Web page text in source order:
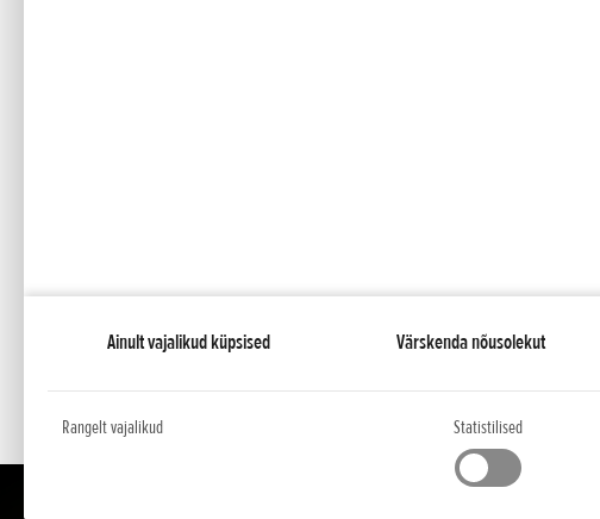
Ainult vajalikud küpsised Värskenda nõusolekut
Rangelt vajalikud Statistilised